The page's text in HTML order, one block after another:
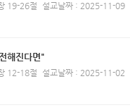
19-26절 설교날짜 : 2025-11-09
해진다면"
12-18절 설교날짜 : 2025-11-02